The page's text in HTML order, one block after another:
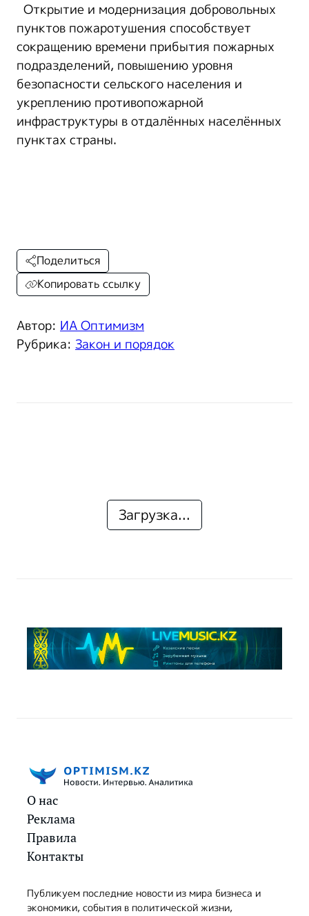
Открытие и модернизация добровольных
пунктов пожаротушения способствует
сокращению времени прибытия пожарных
подразделений, повышению уровня
безопасности сельского населения и
укреплению противопожарной
инфраструктуры в отдалённых населённых
пунктах страны.
Автор: ИА Оптимизм
Рубрика: Закон и порядок
Поделиться
Копировать ссылку
Загрузка...
О нас
Реклама
Правила
Контакты
Публикуем последние новости из мира бизнеса и
экономики, события в политической жизни,